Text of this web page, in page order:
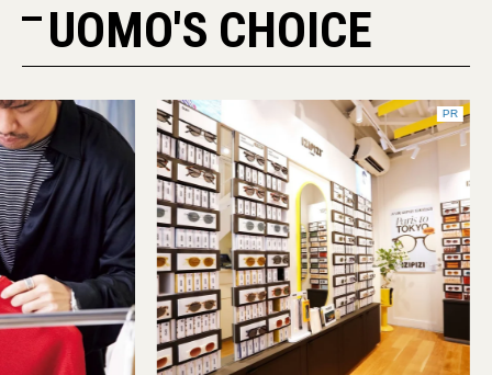
UOMO'S CHOICE
PR